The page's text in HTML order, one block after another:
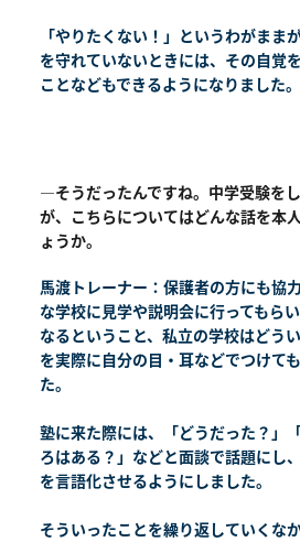
「やりたくない！」というわがまま
を守れていないときには、その自覚
ことなどもできるようになりました。
―そうだったんですね。中学受験を
が、こちらについてはどんな話を本
ょうか。
馬渡トレーナー：保護者の方にも協
な学校に見学や説明会に行ってもら
なるということ、私立の学校はどう
を実際に自分の目・耳などでつけて
た。
塾に来た際には、「どうだった？」
ろはある？」などと面談で話題にし
を言語化させるようにしました。
そういったことを繰り返していくな